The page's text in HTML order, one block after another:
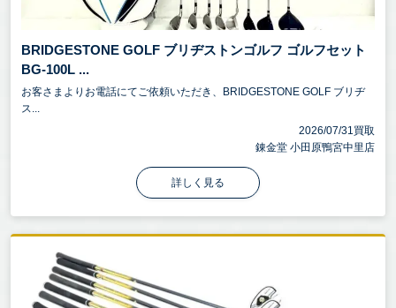
BRIDGESTONE GOLF ブリヂストンゴルフ ゴルフセット
BG-100L ...
お客さまよりお電話にてご依頼いただき、BRIDGESTONE GOLF ブリヂ
ス...
2026/07/31買取
錬金堂 小田原鴨宮中里店
詳しく見る